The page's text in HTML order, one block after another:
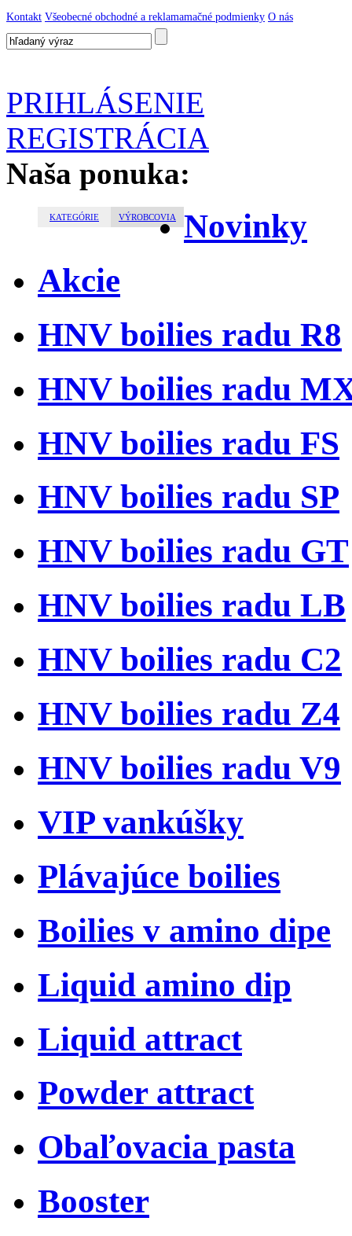
Kontakt Všeobecné obchodné a reklamamačné podmienky O nás
PRIHLÁSENIE
REGISTRÁCIA
Naša ponuka:
KATEGÓRIE VÝROBCOVIA
Novinky
Akcie
HNV boilies radu R8
HNV boilies radu
HNV boilies radu FS
HNV boilies radu SP
HNV boilies radu GT
HNV boilies radu LB
HNV boilies radu C2
HNV boilies radu Z4
HNV boilies radu V9
VIP vankúšky
Plávajúce boilies
Boilies v amino dipe
Liquid amino dip
Liquid attract
Powder attract
Obaľovacia pasta
Booster